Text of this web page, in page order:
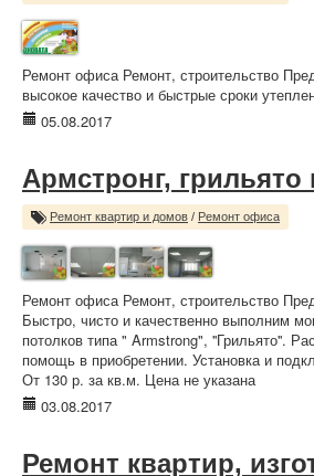
Ремонт офиса Ремонт, строительство
высокое качество и быстрые сроки
05.08.2017
Армстронг,
Ремонт квартир и домов / Ремонт офиса
Ремонт офиса Ремонт, строительство
Быстро, чисто и качественно выполним
потолков типа " Armstrong", ''Грильято''.
помощь в приобретении. Установка и
От 130 р. за кв.м. Цена не указана
03.08.2017
Ремонт квартир,